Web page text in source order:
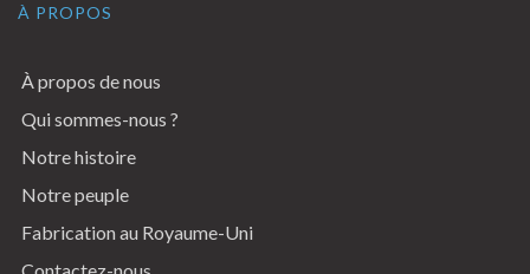
À PROPOS
À propos de nous
Qui sommes-nous ?
Notre histoire
Notre peuple
Fabrication au Royaume-Uni